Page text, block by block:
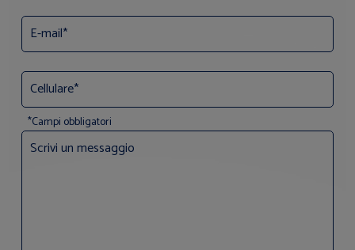
*Campi obbligatori